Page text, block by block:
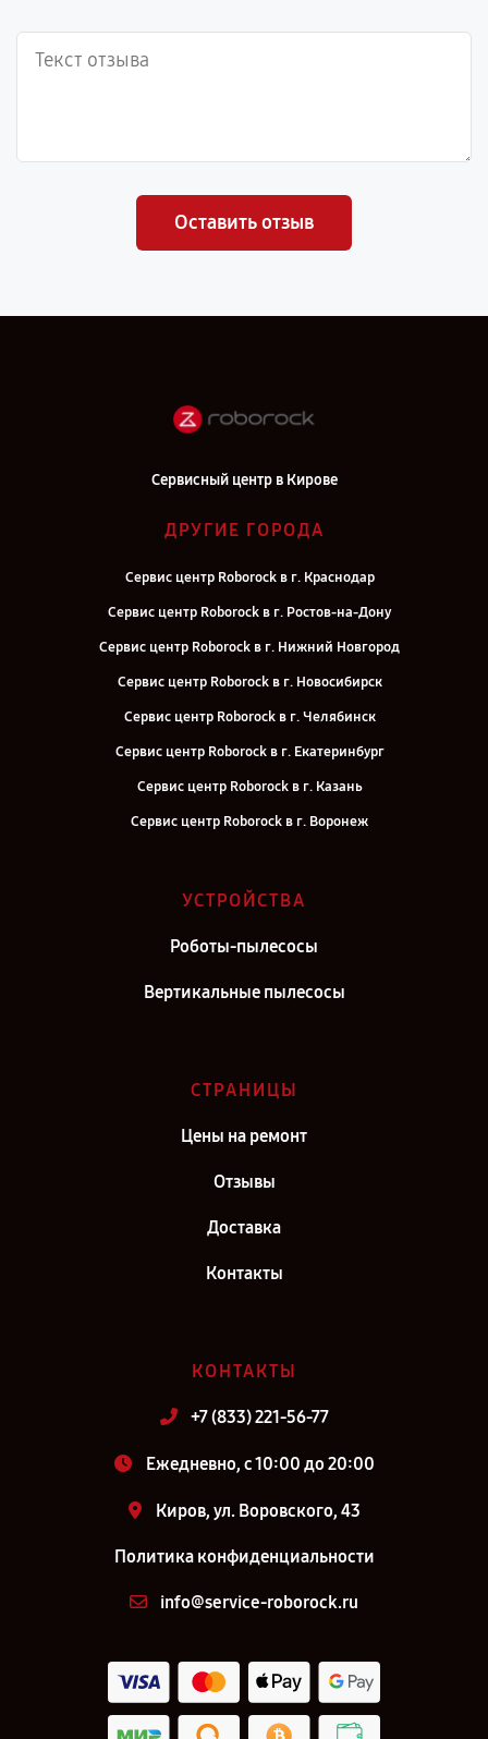
Оставить отзыв
Сервисный центр в Кирове
ДРУГИЕ ГОРОДА
Сервис центр Roborock в г. Краснодар
Сервис центр Roborock в г. Ростов-на-Дону
Сервис центр Roborock в г. Нижний Новгород
Сервис центр Roborock в г. Новосибирск
Сервис центр Roborock в г. Челябинск
Сервис центр Roborock в г. Екатеринбург
Сервис центр Roborock в г. Казань
Сервис центр Roborock в г. Воронеж
Сервис центр Roborock в г. Самара
УСТРОЙСТВА
Роботы-пылесосы
Вертикальные пылесосы
СТРАНИЦЫ
Цены на ремонт
Отзывы
Доставка
Контакты
КОНТАКТЫ
+7 (833) 221-56-77
Ежедневно, с 10:00 до 20:00
Киров, ул. Воровского, 43
Политика конфиденциальности
info@service-roborock.ru